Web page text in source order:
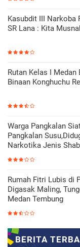
Kasubdit III Narkoba
SR Lana : Kita
Rutan Kelas I Medan
Binaan Konghuchu
Warga Pangkalan
Pangkalan
Narkotika Jenis
Rumah Fitri Lubis di
Digasak Maling,
Medan Tembung